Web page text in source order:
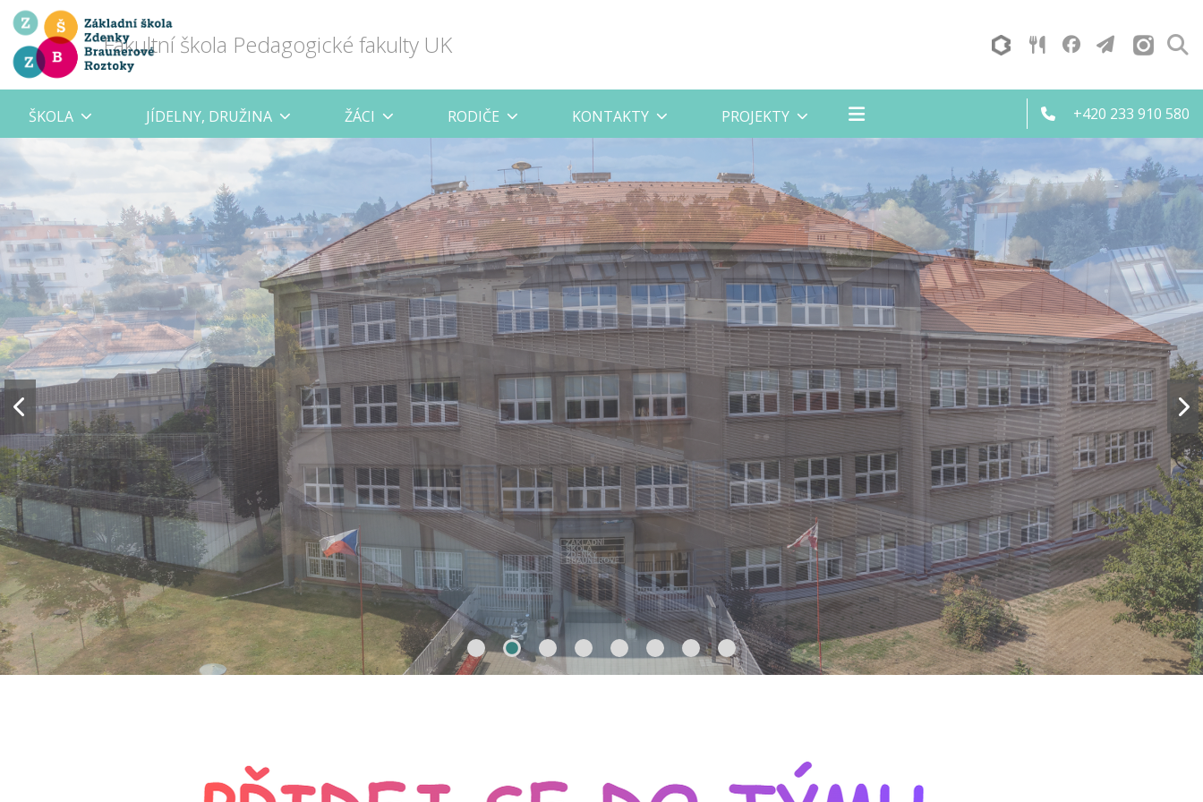
Fakultní škola Pedagogické fakulty UK
ŠKOLA JÍDELNY, DRUŽINA ŽÁCI RODIČE KONTAKTY PROJEKTY +420 233 910 580